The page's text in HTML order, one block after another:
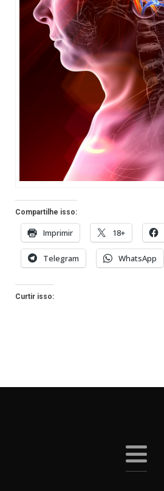
Compartilhe isso:
Imprimir 18+
Telegram WhatsApp
Curtir isso: